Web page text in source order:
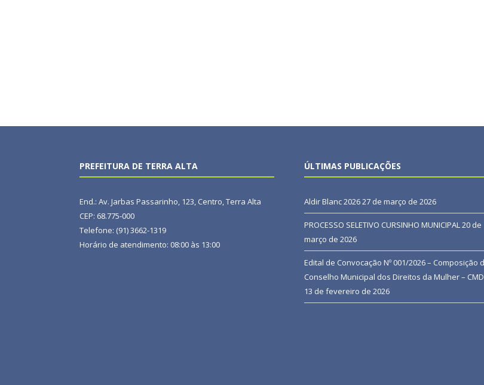
PREFEITURA DE TERRA ALTA
End.: Av. Jarbas Passarinho, 123, Centro, Terra Alta
CEP: 68.775-000
Telefone: (91) 3662-1319
Horário de atendimento: 08:00 às 13:00
ÚLTIMAS PUBLICAÇÕES
Aldir Blanc 202627 de março de 2026
PROCESSO SELETIVO CURSINHO MUNICIPAL20 de
março de 2026
Edital de Convocação Nº 001/2026 – Composição
Conselho Municipal dos Direitos da Mulher –
13 de fevereiro de 2026